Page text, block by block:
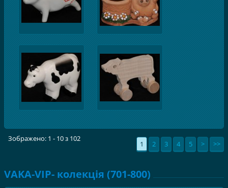
Зображено: 1 - 10 з 102
1 2 3 4 5 > >>
VAKA-VIP- колекція (701-800)